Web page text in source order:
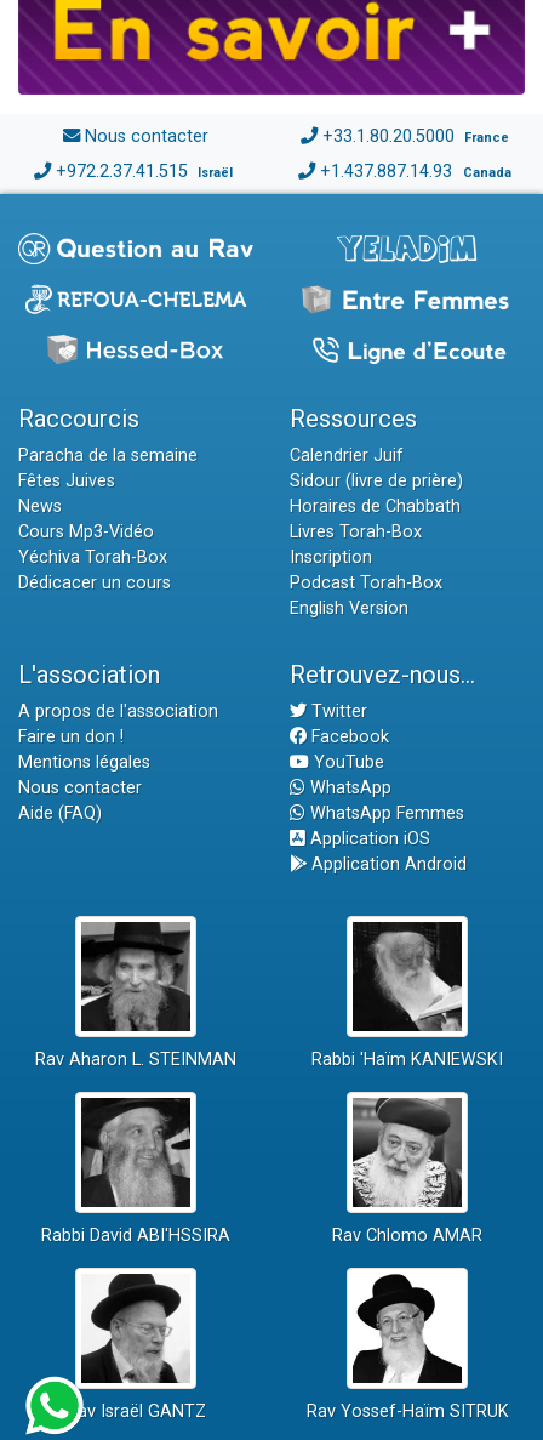
Nous contacter +33.1.80.20.5000 France
+972.2.37.41.515 Israël +1.437.887.14.93 Canada
Raccourcis
Paracha de la semaine
Fêtes Juives
News
Cours Mp3-Vidéo
Yéchiva Torah-Box
Dédicacer un cours
Ressources
Calendrier Juif
Sidour (livre de prière)
Horaires de Chabbath
Livres Torah-Box
Inscription
Podcast Torah-Box
English Version
L'association
A propos de l'association
Faire un don !
Mentions légales
Nous contacter
Aide (FAQ)
Retrouvez-nous...
Twitter
Facebook
YouTube
WhatsApp
WhatsApp Femmes
Application iOS
Application Android
Rav Aharon L. STEINMAN Rabbi 'Haïm KANIEWSKI
Rabbi David ABI'HSSIRA Rav Chlomo AMAR
Rav Israël GANTZ Rav Yossef-Haïm SITRUK